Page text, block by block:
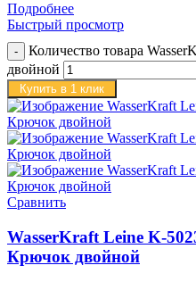
Подробнее
Быстрый просмотр
Количество товара
двойной
Купить в 1 клик
Сравнить
WasserKraft Leine K-
Крючок двойной